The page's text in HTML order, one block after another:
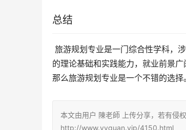
总结
的理论基础和实践能力，就业前景
那么旅游规划专业是一个不错的选择。
本文由用户 陳老師 上传分享，若有侵
http://www.yyquan.vip/4150.html